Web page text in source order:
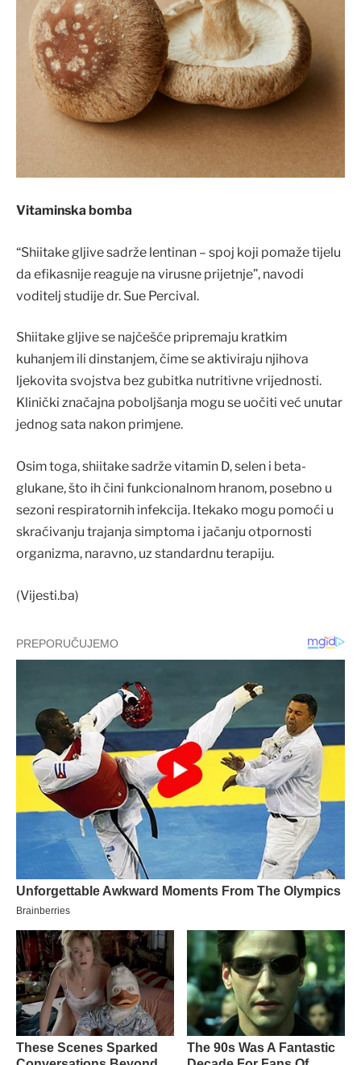
Vitaminska bomba
“Shiitake gljive sadrže lentinan – spoj koji pomaže tijelu
da efikasnije reaguje na virusne prijetnje”, navodi
voditelj studije dr. Sue Percival.
Shiitake gljive se najčešće pripremaju kratkim
kuhanjem ili dinstanjem, čime se aktiviraju njihova
ljekovita svojstva bez gubitka nutritivne vrijednosti.
Klinički značajna poboljšanja mogu se uočiti već unutar
jednog sata nakon primjene.
Osim toga, shiitake sadrže vitamin D, selen i beta-
glukane, što ih čini funkcionalnom hranom, posebno u
sezoni respiratornih infekcija. Itekako mogu pomoći u
skraćivanju trajanja simptoma i jačanju otpornosti
organizma, naravno, uz standardnu terapiju.
(Vijesti.ba)